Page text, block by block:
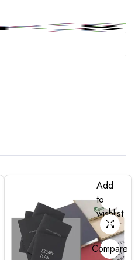
Add
to
wishlist
Compare